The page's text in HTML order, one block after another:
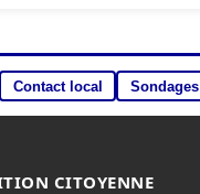
Contact local Sondages
CITOYENNE